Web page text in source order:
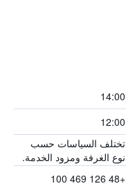
14:00
12:00
تختلف السياسات حسب
نوع الغرفة ومزود الخدمة.
+48 126 469 100